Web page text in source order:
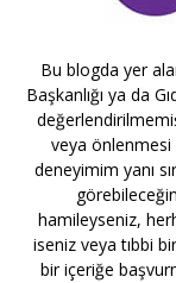
Bu blogda yer
Başkanlığı ya da
veya önlenmesi
deneyimim yanı
hamileyseniz,
iseniz veya tıbbi
bir içeriğe